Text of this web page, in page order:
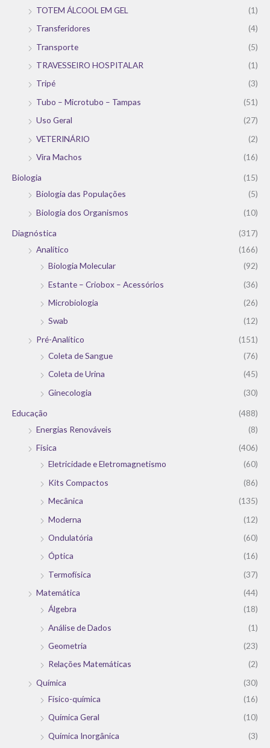
TOTEM ÁLCOOL EM GEL
(1)
Transferidores
(4)
Transporte
(5)
TRAVESSEIRO HOSPITALAR
(1)
Tripé
(3)
Tubo – Microtubo – Tampas
(51)
Uso Geral
(27)
VETERINÁRIO
(2)
Vira Machos
(16)
Biologia
(15)
Biologia das Populações
(5)
Biologia dos Organismos
(10)
Diagnóstica
(317)
Analítico
(166)
Biologia Molecular
(92)
Estante – Criobox – Acessórios
(36)
Microbiologia
(26)
Swab
(12)
Pré-Analítico
(151)
Coleta de Sangue
(76)
Coleta de Urina
(45)
Ginecologia
(30)
Educação
(488)
Energias Renováveis
(8)
Física
(406)
Eletricidade e Eletromagnetismo
(60)
Kits Compactos
(86)
Mecânica
(135)
Moderna
(12)
Ondulatória
(60)
Óptica
(16)
Termofísica
(37)
Matemática
(44)
Álgebra
(18)
Análise de Dados
(1)
Geometria
(23)
Relações Matemáticas
(2)
Química
(30)
Físico-química
(16)
Química Geral
(10)
Química Inorgânica
(3)